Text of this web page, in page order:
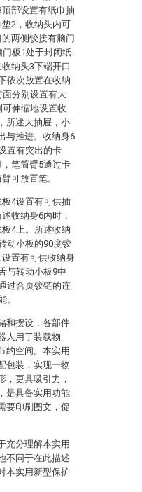
部设置有纸巾抽
2，收纳头内可
两侧铰接有脑门
板1处于封闭纸
纳头3下端开口
依次放置在收纳
分别设置有大
伸缩地设置收
所述大抽屉，小
与推进。收纳身6
置有突出的卡
笔筒臂5通过卡
可放置笔。
4设置有可供插
收纳身6内时，
4上。所述收纳
动小板的90度铰
置有可供收纳身
与转动小板9中
过合页铰链的连
。
和摆设，各部件
人用于装载物
约空间。本实用
包装，实现一物
，更具吸引力，
是具备实用功能
要印刷图文，促
充分理解本实用
不同于在此描述
本实用新型保护